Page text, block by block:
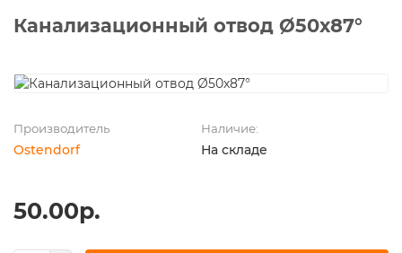
Канализационный отвод Ø50х87°
Производитель
Ostendorf
Наличие:
На складе
50.00р.